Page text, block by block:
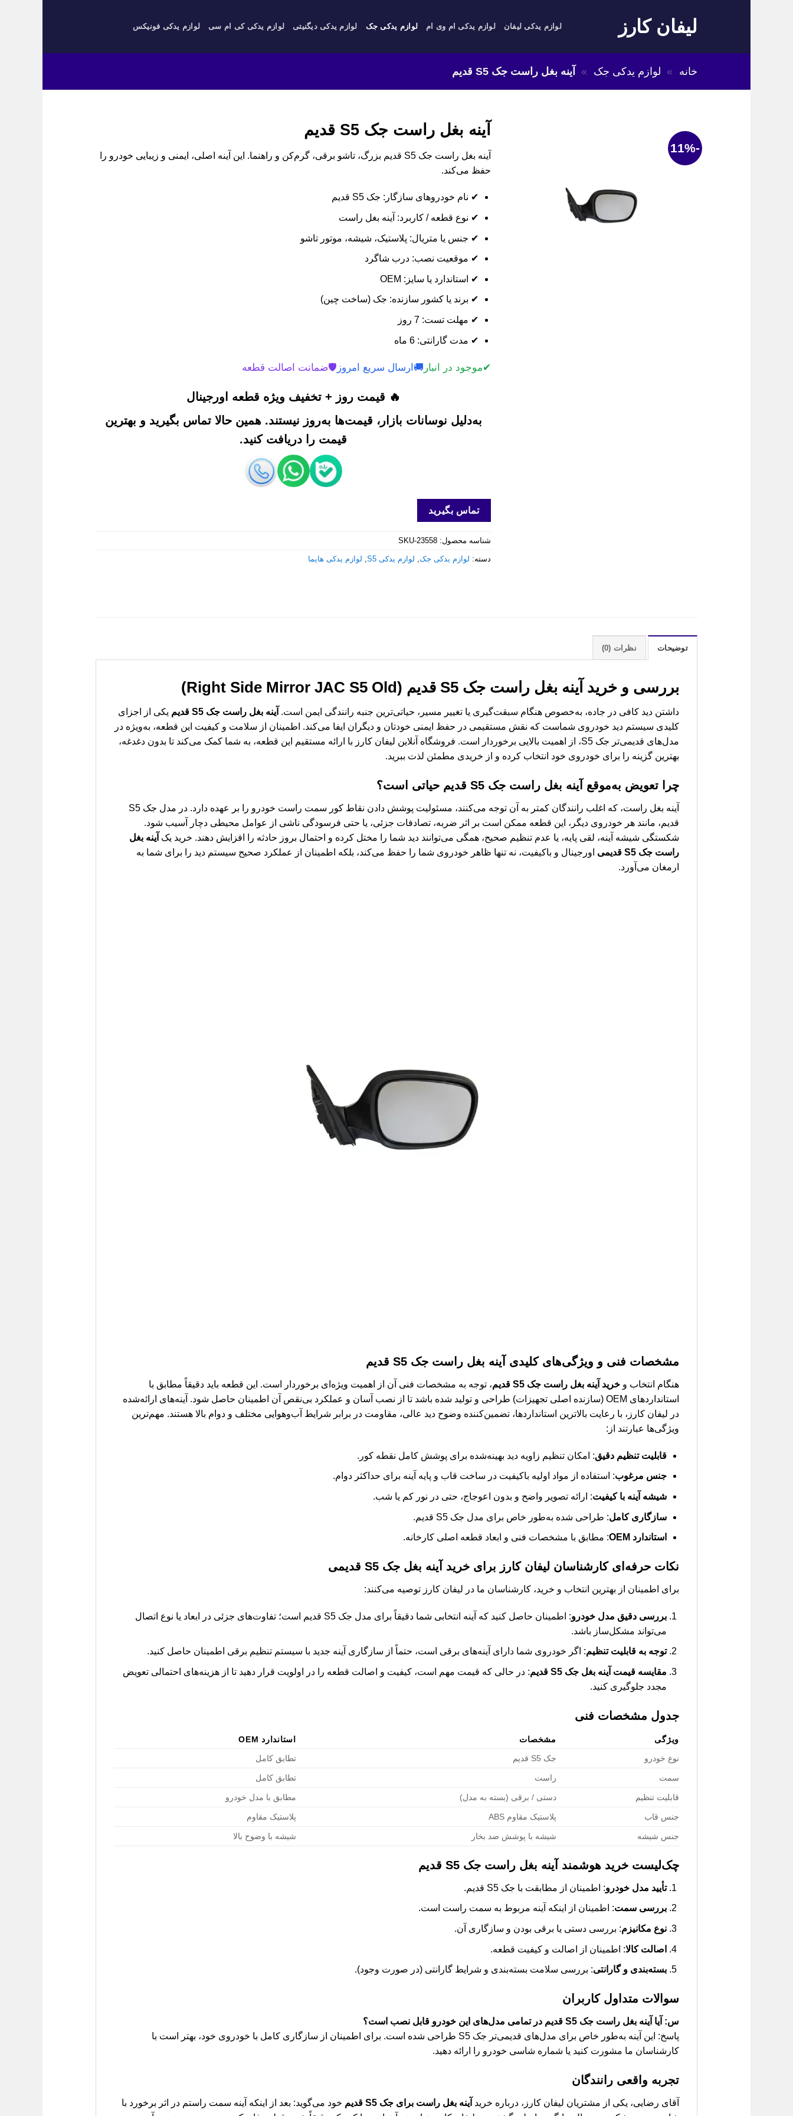
لیفان کارز لوازم یدکی لیفان لوازم یدکی ام وی ام لوازم یدکی جک لوازم یدکی دیگنیتی لوازم یدکی کی ام سی لوازم یدکی فونیکس
خانه » لوازم یدکی جک » آینه بغل راست جک S5 قدیم
-11%
آینه بغل راست جک S5 قدیم
آینه بغل راست جک S5 قدیم بزرگ، تاشو برقی، گرم‌کن و راهنما. این آینه اصلی، ایمنی و زیبایی خودرو را
حفظ می‌کند.
✔ نام خودروهای سازگار: جک S5 قدیم
✔ نوع قطعه / کاربرد: آینه بغل راست
✔ جنس یا متریال: پلاستیک، شیشه، موتور تاشو
✔ موقعیت نصب: درب شاگرد
✔ استاندارد یا سایز: OEM
✔ برند یا کشور سازنده: جک (ساخت چین)
✔ مهلت تست: 7 روز
✔ مدت گارانتی: 6 ماه
✔موجود در انبار 🚚 ارسال سریع امروز 🛡️ضمانت اصالت قطعه
🔥 قیمت روز + تخفیف ویژه قطعه اورجینال
به‌دلیل نوسانات بازار، قیمت‌ها به‌روز نیستند. همین حالا تماس بگیرید و بهترین
قیمت را دریافت کنید.
تماس بگیرید
شناسه محصول: SKU-23558
دسته: لوازم یدکی جک لوازم یدکی S5 لوازم یدکی هایما
توضیحات نظرات (0)
بررسی و خرید آینه بغل راست جک S5 قدیم (Right Side Mirror JAC S5 Old)
داشتن دید کافی در جاده، به‌خصوص هنگام سبقت‌گیری یا تغییر مسیر، حیاتی‌ترین جنبه رانندگی ایمن است. آینه بغل راست جک S5 قدیم
یکی از اجزای
کلیدی سیستم دید خودروی شماست که نقش مستقیمی در حفظ ایمنی خودتان و دیگران ایفا می‌کند. اطمینان از سلامت و کیفیت این قطعه، به‌ویژه در
مدل‌های قدیمی‌تر جک S5، از اهمیت بالایی برخوردار است. فروشگاه آنلاین لیفان کارز با ارائه مستقیم این قطعه، به شما کمک می‌کند تا بدون دغدغه،
بهترین گزینه را برای خودروی خود انتخاب کرده و از خریدی مطمئن لذت ببرید.
چرا تعویض به‌موقع آینه بغل راست جک S5 قدیم حیاتی است؟
آینه بغل راست، که اغلب رانندگان کمتر به آن توجه می‌کنند، مسئولیت پوشش دادن نقاط کور سمت راست خودرو را بر عهده دارد. در مدل جک S5
قدیم، مانند هر خودروی دیگر، این قطعه ممکن است بر اثر ضربه، تصادفات جزئی، یا حتی فرسودگی ناشی از عوامل محیطی دچار آسیب شود.
شکستگی شیشه آینه، لقی پایه، یا عدم تنظیم صحیح، همگی می‌توانند دید شما را مختل کرده و احتمال بروز حادثه را افزایش دهند. خرید یک آینه بغل
راست جک S5 قدیمی
اورجینال و باکیفیت، نه تنها ظاهر خودروی شما را حفظ می‌کند، بلکه اطمینان از عملکرد صحیح سیستم دید را برای شما به
ارمغان می‌آورد.
مشخصات فنی و ویژگی‌های کلیدی آینه بغل راست جک S5 قدیم
هنگام انتخاب و خرید آینه بغل راست جک S5 قدیم
، توجه به مشخصات فنی آن از اهمیت ویژه‌ای برخوردار است. این قطعه باید دقیقاً مطابق با
استانداردهای OEM (سازنده اصلی تجهیزات) طراحی و تولید شده باشد تا از نصب آسان و عملکرد بی‌نقص آن اطمینان حاصل شود. آینه‌های ارائه‌شده
در لیفان کارز، با رعایت بالاترین استانداردها، تضمین‌کننده وضوح دید عالی، مقاومت در برابر شرایط آب‌وهوایی مختلف و دوام بالا هستند. مهم‌ترین
ویژگی‌ها عبارتند از:
قابلیت تنظیم دقیق: امکان تنظیم زاویه دید بهینه‌شده برای پوشش کامل نقطه کور.
جنس مرغوب: استفاده از مواد اولیه باکیفیت در ساخت قاب و پایه آینه برای حداکثر دوام.
شیشه آینه با کیفیت: ارائه تصویر واضح و بدون اعوجاج، حتی در نور کم یا شب.
سازگاری کامل: طراحی شده به‌طور خاص برای مدل جک S5 قدیم.
استاندارد OEM : مطابق با مشخصات فنی و ابعاد قطعه اصلی کارخانه.
نکات حرفه‌ای کارشناسان لیفان کارز برای خرید آینه بغل جک S5 قدیمی
برای اطمینان از بهترین انتخاب و خرید، کارشناسان ما در لیفان کارز توصیه می‌کنند:
بررسی دقیق مدل خودرو
: اطمینان حاصل کنید که آینه انتخابی شما دقیقاً برای مدل جک S5 قدیم است؛ تفاوت‌های جزئی در ابعاد یا نوع اتصال
می‌تواند مشکل‌ساز باشد.
توجه به قابلیت تنظیم: اگر خودروی شما دارای آینه‌های برقی است، حتماً از سازگاری آینه جدید با سیستم تنظیم برقی اطمینان حاصل کنید.
مقایسه قیمت آینه بغل جک S5 قدیم
: در حالی که قیمت مهم است، کیفیت و اصالت قطعه را در اولویت قرار دهید تا از هزینه‌های احتمالی تعویض
مجدد جلوگیری کنید.
جدول مشخصات فنی
ویژگی مشخصات
استاندارد OEM
نوع خودرو
جک S5 قدیم تطابق کامل
سمت راست تطابق کامل
قابلیت تنظیم دستی / برقی (بسته به مدل) مطابق با مدل خودرو
جنس قاب پلاستیک مقاوم ABS پلاستیک مقاوم
جنس شیشه شیشه با پوشش ضد بخار شیشه با وضوح بالا
چک‌لیست خرید هوشمند آینه بغل راست جک S5 قدیم
تأیید مدل خودرو: اطمینان از مطابقت با جک S5 قدیم.
بررسی سمت: اطمینان از اینکه آینه مربوط به سمت راست است.
نوع مکانیزم: بررسی دستی یا برقی بودن و سازگاری آن.
اصالت کالا: اطمینان از اصالت و کیفیت قطعه.
بسته‌بندی و گارانتی: بررسی سلامت بسته‌بندی و شرایط گارانتی (در صورت وجود).
سوالات متداول کاربران
س: آیا آینه بغل راست جک S5 قدیم در تمامی مدل‌های این خودرو قابل نصب است؟
پاسخ: این آینه به‌طور خاص برای مدل‌های قدیمی‌تر جک S5 طراحی شده است. برای اطمینان از سازگاری کامل با خودروی خود، بهتر است با
کارشناسان ما مشورت کنید یا شماره شاسی خودرو را ارائه دهید.
تجربه واقعی رانندگان
آقای رضایی، یکی از مشتریان لیفان کارز، درباره خرید آینه بغل راست برای جک S5 قدیم
خود می‌گوید: بعد از اینکه آینه سمت راستم در اثر برخورد با